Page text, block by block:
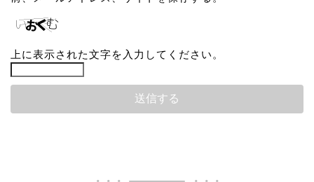
上に表示された文字を入力してください。